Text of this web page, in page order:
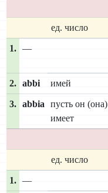
ед. число
1. —
2. abbi имей
3. abbia
пусть он (она)
имеет
ед. число
1. —